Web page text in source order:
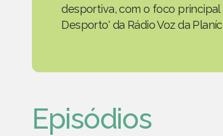
desportiva, com o foco
Desporto' da Rádio Voz da
Episódios